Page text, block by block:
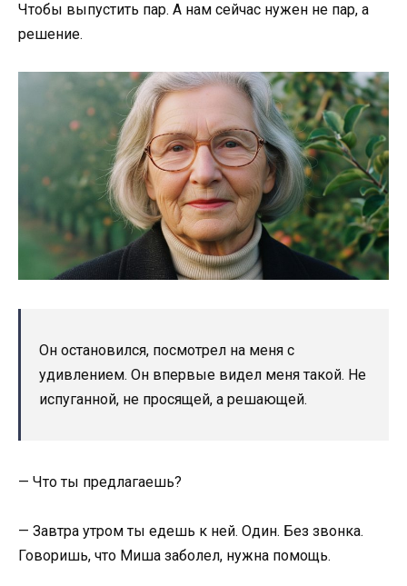
Чтобы выпустить пар. А нам сейчас нужен не пар, а
решение.
Он остановился, посмотрел на меня с
удивлением. Он впервые видел меня такой. Не
испуганной, не просящей, а решающей.
— Что ты предлагаешь?
— Завтра утром ты едешь к ней. Один. Без звонка.
Говоришь, что Миша заболел, нужна помощь.